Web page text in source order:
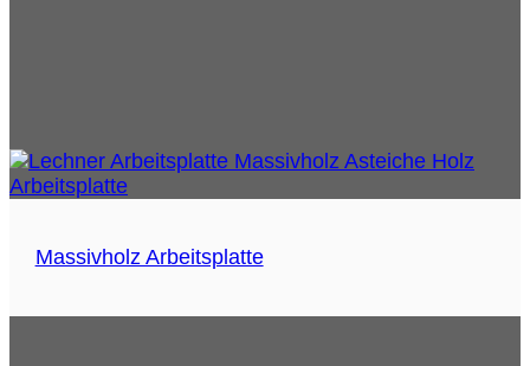
Massivholz Arbeitsplatte